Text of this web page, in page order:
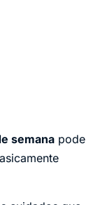
semana pode